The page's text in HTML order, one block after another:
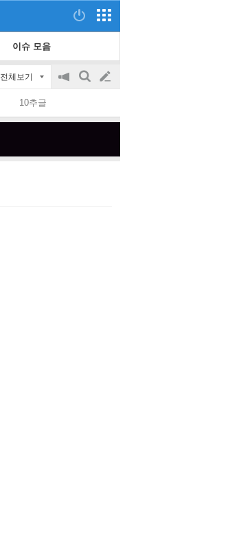
이슈 모음
전체보기
공
on/off
검
글
쓰
10추글